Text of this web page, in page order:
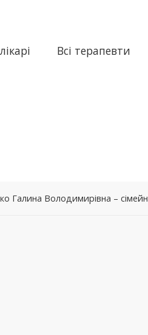
Всі терапевти
Галина Володимирівна –